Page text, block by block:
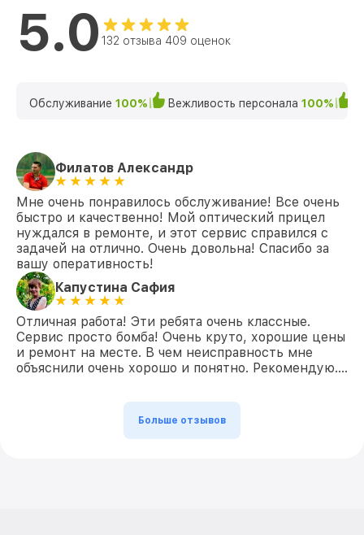
5.0 132 отзыва 409 оценок
Обслуживание 100% Вежливость персонала 100%
Филатов Александр
Мне очень понравилось обслуживание! Все очень
быстро и качественно! Мой оптический прицел
нуждался в ремонте, и этот сервис справился с
задачей на отлично. Очень довольна! Спасибо за
вашу оперативность!
Капустина Сафия
Отличная работа! Эти ребята очень классные.
Сервис просто бомба! Очень круто, хорошие цены
и ремонт на месте. В чем неисправность мне
объяснили очень хорошо и понятно. Рекомендую….
Больше отзывов